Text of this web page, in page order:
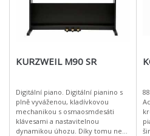
KURZWEIL M90 SR
Digitální piano. Digitální pianino s
plně vyváženou, kladívkovou
mechanikou s osmaosmdesáti
klávesami a nastavitelnou
dynamikou úhozu. Díky tomu není